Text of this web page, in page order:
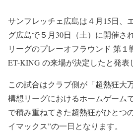
サンフレッチェ広島は４月15日、
グ広島で５月30日（土）に開催さ
リーグのプレーオフラウンド 第１
ET-KING の来場が決定したと発表
この試合はクラブ側が「超熱狂大
構想リーグにおけるホームゲーム
で積み重ねてきた超熱狂がひとつ
イマックス”の一日となります。